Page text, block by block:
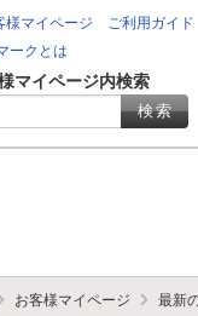
様マイページ ご利用ガイド
ークとは
マイページ内検索
お客様マイページ 最新